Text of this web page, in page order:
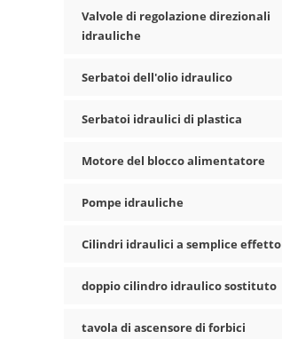
Valvole di regolazione direzionali
idrauliche
Serbatoi dell'olio idraulico
Serbatoi idraulici di plastica
Motore del blocco alimentatore
Pompe idrauliche
Cilindri idraulici a semplice effetto
doppio cilindro idraulico sostituto
tavola di ascensore di forbici